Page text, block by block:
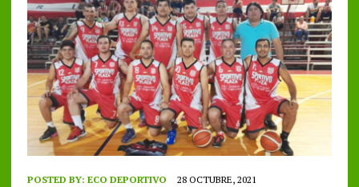
POSTED BY: ECO DEPORTIVO 28 OCTUBRE, 2021